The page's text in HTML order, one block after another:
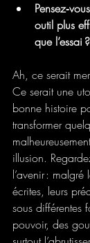
outil plus
que l’essai ?
Ah, ce serait
Ce serait une
bonne histoire
transformer
illusion.
l’avenir :
écrites, leurs
sous différentes
pouvoir, des